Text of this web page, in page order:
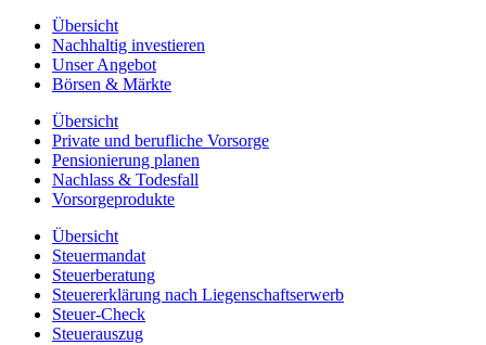
Übersicht
Nachhaltig investieren
Unser Angebot
Börsen & Märkte
Übersicht
Private und berufliche Vorsorge
Pensionierung planen
Nachlass & Todesfall
Vorsorgeprodukte
Übersicht
Steuermandat
Steuerberatung
Steuererklärung nach Liegenschaftserwerb
Steuer-Check
Steuerauszug